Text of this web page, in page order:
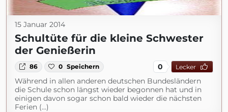
15 Januar 2014
Schultüte für die kleine Schwester
der Genießerin
86 0 Speichern 0 Lecker
Während in allen anderen deutschen Bundesländern
die Schule schon längst wieder begonnen hat und in
einigen davon sogar schon bald wieder die nächsten
Ferien (...)